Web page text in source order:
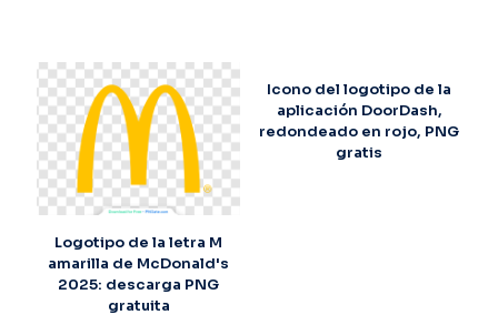
Logotipo de la letra M
amarilla de McDonald's
2025: descarga PNG
gratuita
Icono del logotipo de la
aplicación DoorDash,
redondeado en rojo, PNG
gratis